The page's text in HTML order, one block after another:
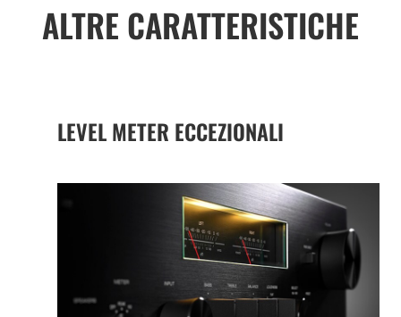
ALTRE CARATTERISTICHE
LEVEL METER ECCEZIONALI